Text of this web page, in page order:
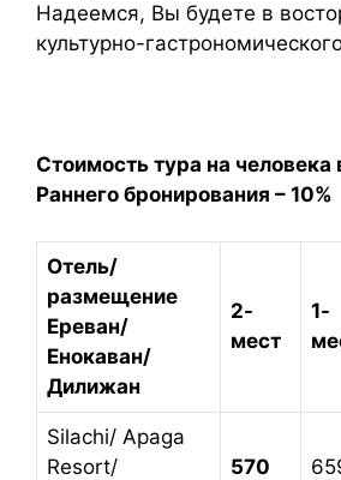
Надеемся, Вы будете в
культурно-
Стоимость тура на человека
Раннего бронирования – 10%
Отель/
размещение
Ереван/
Енокаван/
Дилижан
2-
мест
1-
Silachi/ Apaga
Resort/
570